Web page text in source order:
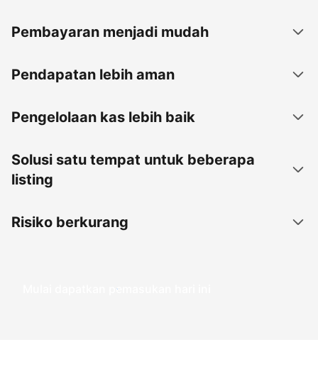
Pembayaran menjadi mudah
Pendapatan lebih aman
Pengelolaan kas lebih baik
Solusi satu tempat untuk beberapa
listing
Risiko berkurang
Mulai dapatkan pemasukan hari ini